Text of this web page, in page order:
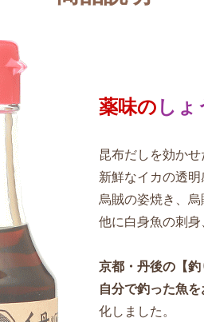
薬味の しょ
昆布だしを効か
新鮮なイカの透明
烏賊の姿焼き、
他に白身魚の刺
京都・丹後の【釣
自分で釣った魚を
化しました。